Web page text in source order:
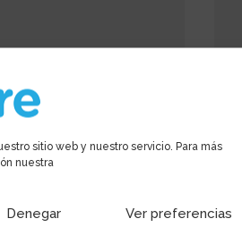
sitio web y nuestro servicio. Para más
nuestra
Denegar Ver preferencias